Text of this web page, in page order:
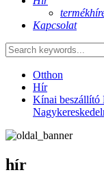
Kapcsolat
Otthon
Hír
Kínai beszállító
hír